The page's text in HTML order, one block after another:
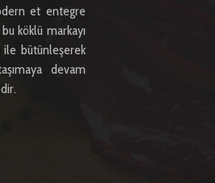
et entegre
köklü markayı
ile bütünleşerek
devam